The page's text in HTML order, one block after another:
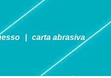
carta abrasiva